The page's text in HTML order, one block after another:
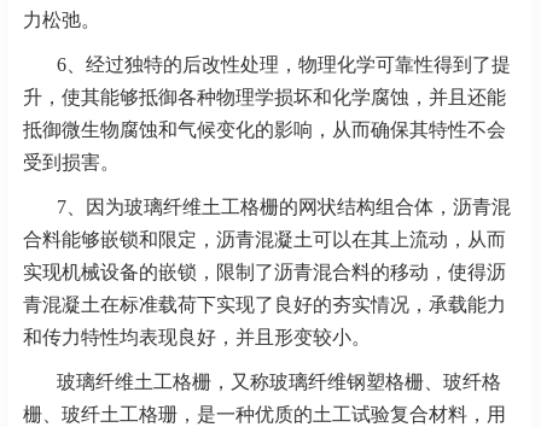
力松弛。
6、经过独特的后改性处理，物理化学可靠性得到了提
升，使其能够抵御各种物理学损坏和化学腐蚀，并且还能
抵御微生物腐蚀和气候变化的影响，从而确保其特性不会
受到损害。
7、因为玻璃纤维土工格栅的网状结构组合体，沥青混
合料能够嵌锁和限定，沥青混凝土可以在其上流动，从而
实现机械设备的嵌锁，限制了沥青混合料的移动，使得沥
青混凝土在标准载荷下实现了良好的夯实情况，承载能力
和传力特性均表现良好，并且形变较小。
玻璃纤维土工格栅，又称玻璃纤维钢塑格栅、玻纤格
栅、玻纤土工格珊，是一种优质的土工试验复合材料，用